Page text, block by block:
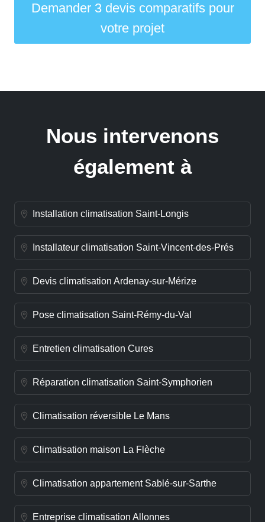
Demander 3 devis comparatifs pour
votre projet
Nous intervenons
également à
Installation climatisation Saint-Longis
Installateur climatisation Saint-Vincent-des-Prés
Devis climatisation Ardenay-sur-Mérize
Pose climatisation Saint-Rémy-du-Val
Entretien climatisation Cures
Réparation climatisation Saint-Symphorien
Climatisation réversible Le Mans
Climatisation maison La Flèche
Climatisation appartement Sablé-sur-Sarthe
Entreprise climatisation Allonnes